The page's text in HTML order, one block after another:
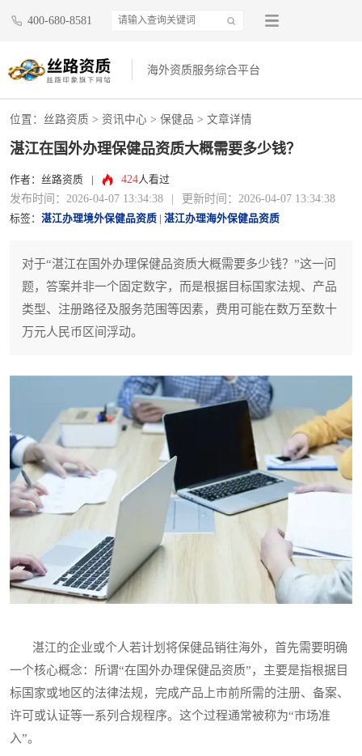
400-680-8581
海外资质服务综合平台
位置： 丝路资质 > 资讯中心 > 保健品 > 文章详情
湛江在国外办理保健品资质大概需要多少钱？
作者：丝路资质 424人看过
发布时间：2026-04-07 13:34:38 更新时间：2026-04-07 13:34:38
标签： 湛江办理境外保健品资质 湛江办理海外保健品资质
对于“湛江在国外办理保健品资质大概需要多少钱？”这一问
题，答案并非一个固定数字，而是根据目标国家法规、产品
类型、注册路径及服务范围等因素，费用可能在数万至数十
万元人民币区间浮动。
湛江的企业或个人若计划将保健品销往海外，首先需要明确
一个核心概念：所谓“在国外办理保健品资质”，主要是指根据目
标国家或地区的法律法规，完成产品上市前所需的注册、备案、
许可或认证等一系列合规程序。这个过程通常被称为“市场准
入”。